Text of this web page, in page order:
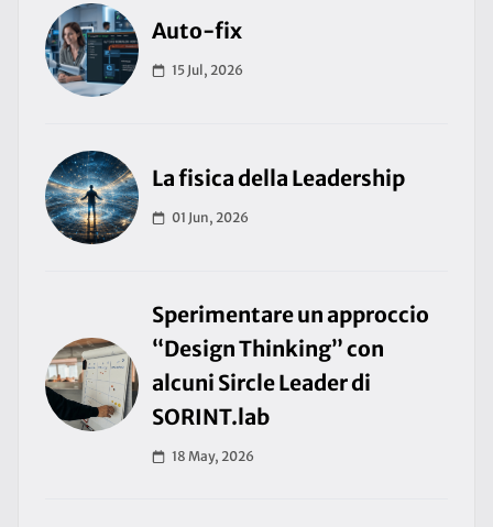
Auto-fix
15 Jul, 2026
La fisica della Leadership
01 Jun, 2026
Sperimentare un approccio
“Design Thinking” con
alcuni Sircle Leader di
SORINT.lab
18 May, 2026